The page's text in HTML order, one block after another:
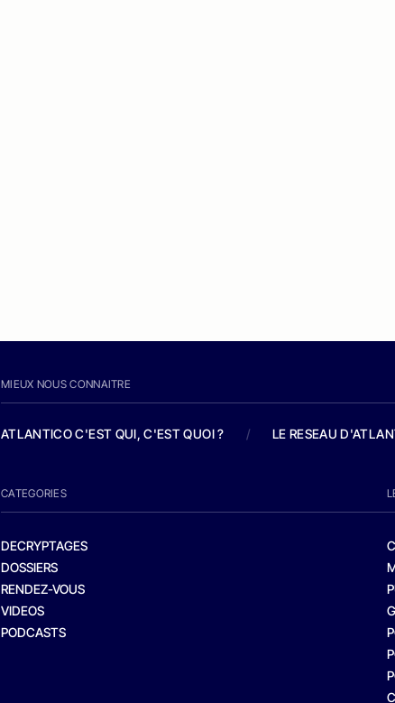
MIEUX NOUS CONNAITRE
ATLANTICO C'EST QUI, C'EST QUOI ? / LE RESEAU
CATEGORIES
DECRYPTAGES
DOSSIERS
RENDEZ-VOUS
VIDEOS
PODCASTS